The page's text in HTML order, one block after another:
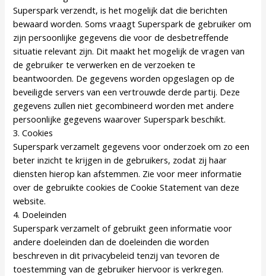
Superspark verzendt, is het mogelijk dat die berichten
bewaard worden. Soms vraagt Superspark de gebruiker om
zijn persoonlijke gegevens die voor de desbetreffende
situatie relevant zijn. Dit maakt het mogelijk de vragen van
de gebruiker te verwerken en de verzoeken te
beantwoorden. De gegevens worden opgeslagen op de
beveiligde servers van een vertrouwde derde partij. Deze
gegevens zullen niet gecombineerd worden met andere
persoonlijke gegevens waarover Superspark beschikt.
3. Cookies
Superspark verzamelt gegevens voor onderzoek om zo een
beter inzicht te krijgen in de gebruikers, zodat zij haar
diensten hierop kan afstemmen. Zie voor meer informatie
over de gebruikte cookies de Cookie Statement van deze
website.
4. Doeleinden
Superspark verzamelt of gebruikt geen informatie voor
andere doeleinden dan de doeleinden die worden
beschreven in dit privacybeleid tenzij van tevoren de
toestemming van de gebruiker hiervoor is verkregen.